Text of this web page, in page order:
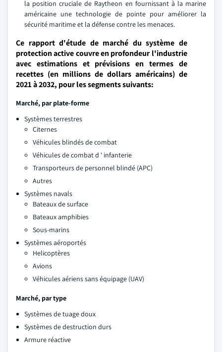
la position cruciale de Raytheon en fournissant à la marine
américaine une technologie de pointe pour améliorer la
sécurité maritime et la défense contre les menaces.
Ce rapport d'étude de marché du système de
protection active couvre en profondeur l'industrie
avec estimations et prévisions en termes de
recettes (en millions de dollars américains) de
2021 à 2032, pour les segments suivants:
Marché, par plate-forme
Systèmes terrestres
Citernes
Véhicules blindés de combat
Véhicules de combat d ' infanterie
Transporteurs de personnel blindé (APC)
Autres
Systèmes navals
Bateaux de surface
Bateaux amphibies
Sous-marins
Systèmes aéroportés
Helicoptères
Avions
Véhicules aériens sans équipage (UAV)
Marché, par type
Systèmes de tuage doux
Systèmes de destruction durs
Armure réactive